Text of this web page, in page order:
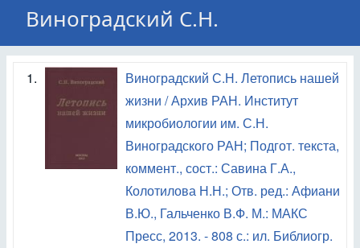
Виноградский С.Н.
1.
Виноградский С.Н. Летопись нашей
жизни / Архив РАН. Институт
микробиологии им. С.Н.
Виноградского РАН; Подгот. текста,
коммент., сост.: Савина Г.А.,
Колотилова Н.Н.; Отв. ред.: Афиани
В.Ю., Гальченко В.Ф. М.: МАКС
Пресс, 2013. - 808 с.: ил. Библиогр.